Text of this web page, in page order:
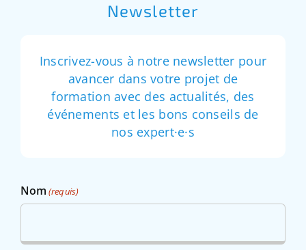
Newsletter
Inscrivez-vous à notre newsletter pour
avancer dans votre projet de
formation avec des actualités, des
événements et les bons conseils de
nos expert·e·s
Nom (requis)